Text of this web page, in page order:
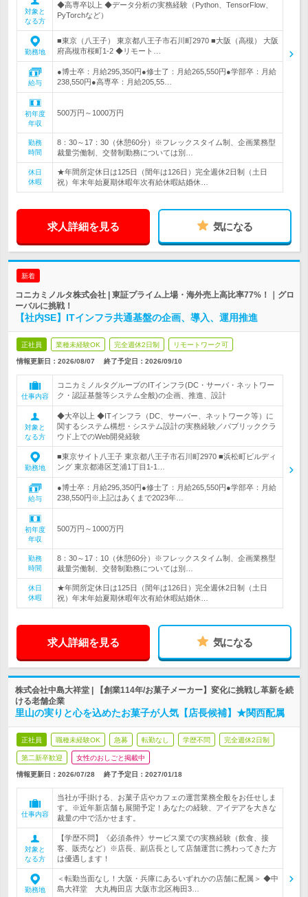
対象と
なる方
◆高専卒以上 ◆データ分析の実務経験（Python、TensorFlow、
PyTorchなど）
勤務地
■東京（八王子） 東京都八王子市石川町2970 ■大阪（高槻） 大阪
府高槻市桜町1-2 ◆リモート…
給与
●博士卒：月給295,350円●修士了：月給265,550円●学部卒：月給
238,550円●高専卒：月給205,55…
初年度
年収
500万円～1000万円
勤務
時間
8：30～17：30（休憩60分）※フレックスタイム制、企画業務型
裁量労働制、交替制勤務については別…
休日
休暇
★年間所定休日は125日（閏年は126日）完全週休2日制（土日
祝）年末年始夏期休暇年次有給休暇結婚休…
求人詳細を見る 気になる
新着
コニカミノルタ株式会社 | 東証プライム上場・海外売上高比率77%！｜グロ
ーバルに挑戦！
【社内SE】ITインフラ共通基盤の企画、導入、運用推進
正社員 業種未経験OK 完全週休2日制 リモートワーク可
情報更新日：2026/08/07 終了予定日： 2026/09/10
仕事内容
コニカミノルタグループのITインフラ(DC・サーバ・ネットワー
ク・認証基盤等システム全般)の企画、推進、設計
対象と
なる方
◆大卒以上 ◆ITインフラ（DC、サーバー、ネットワーク等）に
関するシステム構想・システム設計の実務経験／パブリッククラ
ウド上でのWeb開発経験
勤務地
■東京サイト八王子 東京都八王子市石川町2970 ■浜松町ビルディ
ング 東京都港区芝浦1丁目1-1…
給与
●博士卒：月給295,350円●修士了：月給265,550円●学部卒：月給
238,550円※上記はあくまで2023年…
初年度
年収
500万円～1000万円
勤務
時間
8：30～17：10（休憩60分）※フレックスタイム制、企画業務型
裁量労働制、交替制勤務については別…
休日
休暇
★年間所定休日は125日（閏年は126日）完全週休2日制（土日
祝）年末年始夏期休暇年次有給休暇結婚休…
求人詳細を見る 気になる
株式会社中島大祥堂 | 【創業114年/お菓子メーカー】変化に挑戦し革新を続
ける老舗企業
里山の実りと心を込めたお菓子が人気【店長候補】★関西配属
正社員 職種未経験OK 急募 転勤なし 学歴不問 完全週休2日制
第二新卒歓迎 女性のおしごと掲載中
情報更新日：2026/07/28 終了予定日： 2027/01/18
仕事内容
当社が手掛ける、お菓子店やカフェの運営業務全般をお任せしま
す。※近年新店舗も展開予定！あなたの経験、アイデアを大きな
裁量の中で活かせます。
対象と
なる方
【学歴不問】《必須条件》サービス業での実務経験（飲食、接
客、販売など）※店長、副店長として店舗運営に携わってきた方
は優遇します！
勤務地
＜転勤当面なし！大阪・兵庫にあるいずれかの店舗に配属＞ ◆中
島大祥堂 大丸梅田店 大阪市北区梅田3…